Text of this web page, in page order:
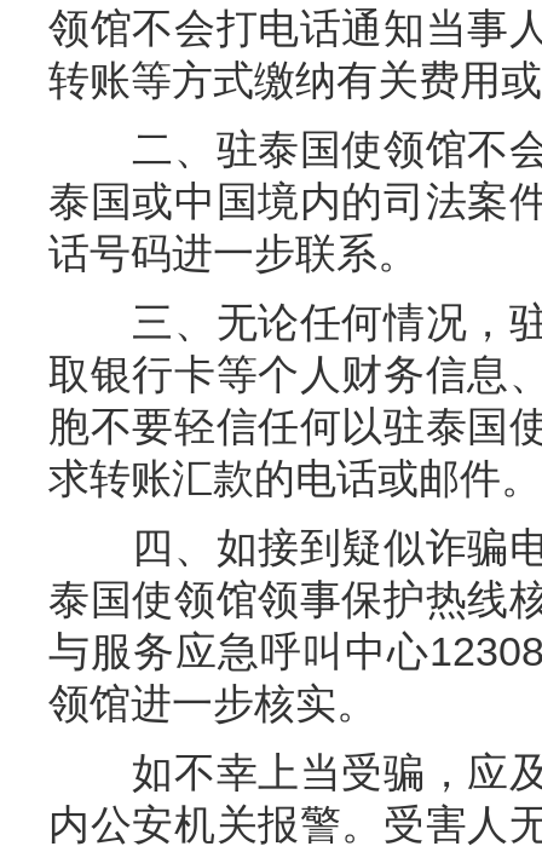
领馆不会打电话通知当事
转账等方式缴纳有关费用
二、驻泰国使领馆不会
泰国或中国境内的司法案
话号码进一步联系。
三、无论任何情况，驻
取银行卡等个人财务信息
胞不要轻信任何以驻泰国
求转账汇款的电话或邮件。
四、如接到疑似诈骗电
泰国使领馆领事保护热线
与服务应急呼叫中心
领馆进一步核实。
如不幸上当受骗，应及
内公安机关报警。受害人